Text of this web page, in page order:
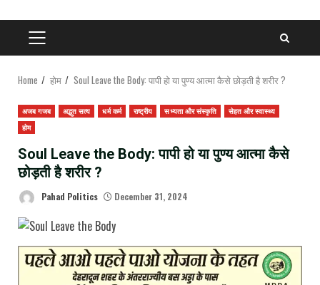
PRIMARY
MENU
Home होम Soul Leave the Body: पापी हो या पुण्य आत्मा कैसे छोड़ती है शरीर ?
अजब गजब अद्भुत सत्य धर्म कर्म राष्ट्रीय सभ्यता और संस्कृति
सेहत और स्वास्थ्य
होम
Soul Leave the Body: पापी हो या पुण्य आत्मा कैसे
छोड़ती है शरीर ?
Pahad Politics December 31, 2024